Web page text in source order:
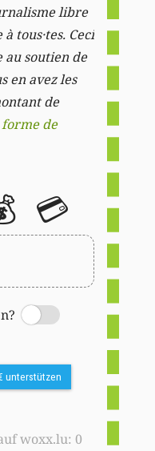
libre
tous·tes. Ceci
au soutien de
en avez les
de
de
💳
unterstützen
woxx.lu: 0